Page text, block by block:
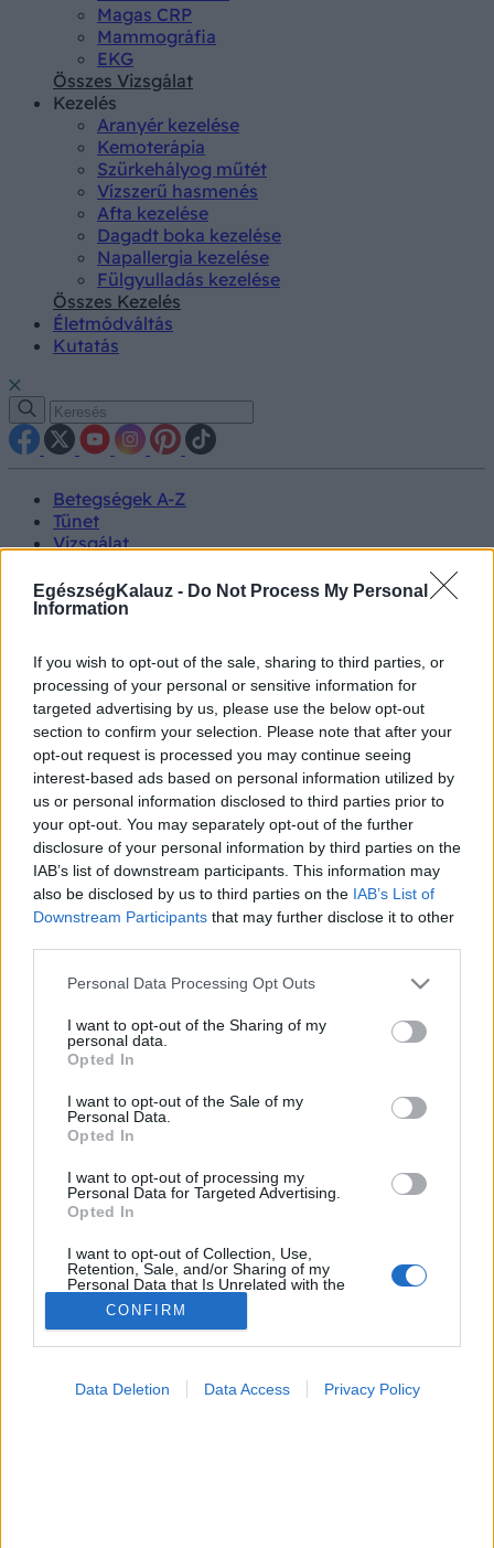
EgészségKalauz - Do Not Process My Personal
Information
If you wish to opt-out of the sale, sharing to third parties, or
processing of your personal or sensitive information for
targeted advertising by us, please use the below opt-out
section to confirm your selection. Please note that after your
opt-out request is processed you may continue seeing
interest-based ads based on personal information utilized by
us or personal information disclosed to third parties prior to
your opt-out. You may separately opt-out of the further
disclosure of your personal information by third parties on the
IAB’s list of downstream participants. This information may
also be disclosed by us to third parties on the IAB’s List of
Downstream Participants that may further disclose it to other
Please note that this website/app uses one or more Google
not limited to your visit or usage behaviour. You may click to
grant or deny consent to Google and its third-party tags to
use your data for below specified purposes in below Google
consent section.
Personal Data Processing Opt Outs
I want to opt-out of the Sharing of my
personal data.
Opted In
I want to opt-out of the Sale of my
Personal Data.
Opted In
I want to opt-out of processing my
Personal Data for Targeted Advertising.
Opted In
I want to opt-out of Collection, Use,
Retention, Sale, and/or Sharing of my
Personal Data that Is Unrelated with the
Purposes for which it was collected.
Opted Out
CONFIRM
Data Deletion Data Access Privacy Policy
Magas CRP
Mammográfia
EKG
Összes Vizsgálat
Kezelés
Aranyér kezelése
Kemoterápia
Szürkehályog műtét
Vízszerű hasmenés
Afta kezelése
Dagadt boka kezelése
Napallergia kezelése
Fülgyulladás kezelése
Összes Kezelés
Életmódváltás
Kutatás
Betegségek A-Z
Tünet
Vizsgálat
Életmódváltás
Kutatás
Hírek
Videók
Kisállatok egészsége
#allergia #influenza#cukorbetegség
#orvosmeteorológia
#vérnyomás#stroke
#rákbetegség
#reflux #ekcéma
#herpesz
Regisztráció
Duzzanat
Duzzanat